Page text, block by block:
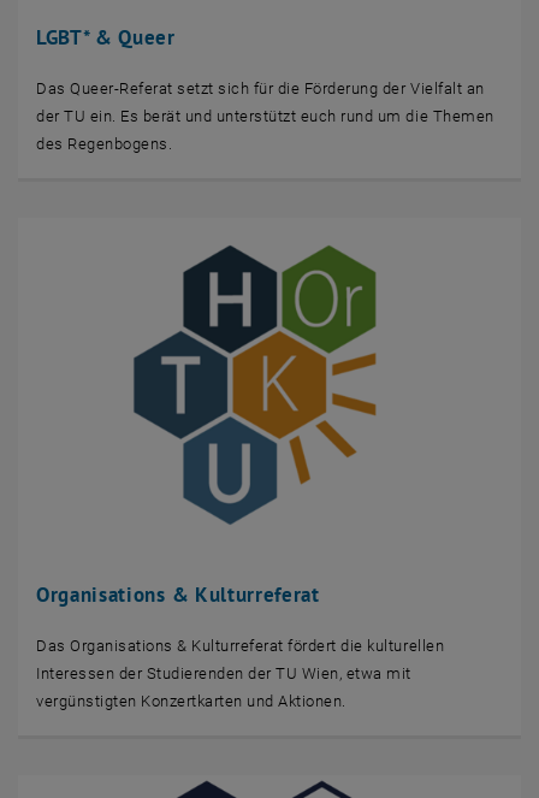
LGBT* & Queer
Das Queer-Referat setzt sich für die Förderung der Vielfalt an
der TU ein. Es berät und unterstützt euch rund um die Themen
des Regenbogens.
Organisations & Kulturreferat
Das Organisations & Kulturreferat fördert die kulturellen
Interessen der Studierenden der TU Wien, etwa mit
vergünstigten Konzertkarten und Aktionen.